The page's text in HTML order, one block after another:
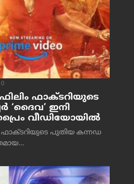
0
ഫാക്ടറിയുടെ
‘ദൈവ’ ഇനി
വീഡിയോയിൽ
ഫാക്ടറിയുടെ പുതിയ കന്നഡ